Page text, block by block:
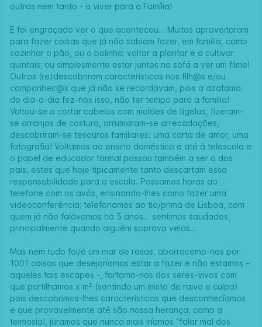
outros nem tanto - a viver para a Família!
E foi engraçado ver o que aconteceu… Muitos aproveitaram
para fazer coisas que já não sabiam fazer, em família, como
cozinhar o pão, ou o bolinho; voltar a plantar e a cultivar
quintais; ou simplesmente estar juntos no sofá a ver um filme!
Outros (re)descobriram características nos filh@s e/ou
companheir@s que já não se recordavam, pois a azafama
do dia-a-dia fez-nos isso, não ter tempo para a família!
Voltou-se a cortar cabelos com moldes de tigelas, fizeram-
se arranjos de costura, arrumaram-se arrecadações,
descobriram-se tesouros familiares: uma carta de amor, uma
fotografia! Voltamos ao ensino doméstico e até à telescola e
o papel de educador formal passou também a ser o dos
pais, estes que hoje tipicamente tanto descartam essa
responsabilidade para a escola. Passamos horas ao
telefone com os avós, ensinando-lhes como fazer uma
videoconferência; telefonamos ao tio/prima de Lisboa, com
quem já não falávamos há 5 anos… sentimos saudades,
principalmente quando alguém soprava velas…
Mas nem tudo foi/é um mar de rosas, aborrecemo-nos por
1001 coisas que desejaríamos estar a fazer e não estamos –
aqueles tais escapes -, fartamo-nos dos seres-vivos com
que partilhamos x m² (sentindo um misto de raiva e culpa)
pois descobrimos-lhes características que desconhecíamos
e que provavelmente até são nossa herança, como a
teimosia!, juramos que nunca mais iríamos “falar mal dos